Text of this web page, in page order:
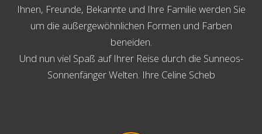
Ihnen, Freunde, Bekannte und Ihre Familie werden Sie
um die außergewöhnlichen Formen und Farben
beneiden.
Und nun viel Spaß auf Ihrer Reise durch die Sunneos-
Sonnenfänger Welten. Ihre Celine Scheb